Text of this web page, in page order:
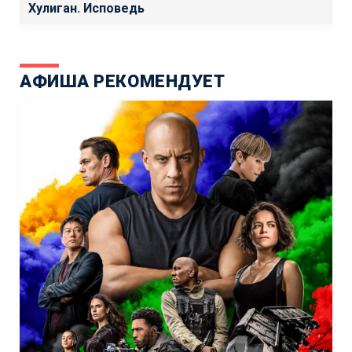
Хулиган. Исповедь
АФИША РЕКОМЕНДУЕТ